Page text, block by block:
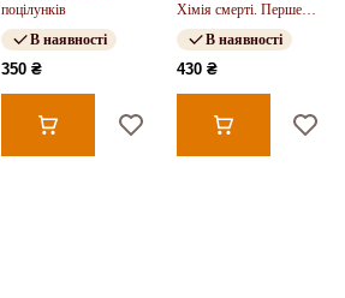
поцілунків
В наявності
350 ₴
Хімія смерті. Перше
розслідування
В наявності
430 ₴